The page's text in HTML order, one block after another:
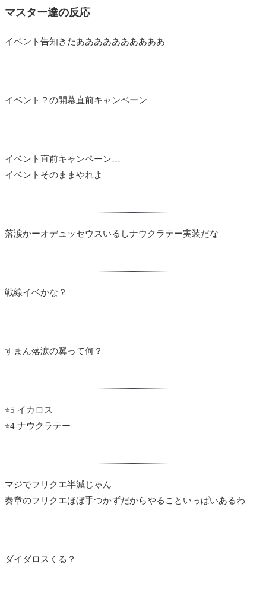
マスター達の反応
イベント告知きたああああああああああ
イベント？の開幕直前キャンペーン
イベント直前キャンペーン…
イベントそのままやれよ
落涙かーオデュッセウスいるしナウクラテー実装だな
戦線イベかな？
すまん落涙の翼って何？
⭐︎5 イカロス
⭐︎4 ナウクラテー
マジでフリクエ半減じゃん
奏章のフリクエほぼ手つかずだからやることいっぱいあるわ
ダイダロスくる？